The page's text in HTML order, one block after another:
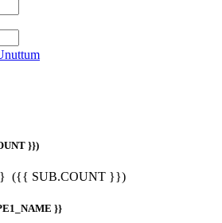
}})
({{ SUB.COUNT }})
}}